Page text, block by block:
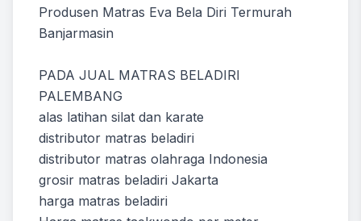
Produsen Matras Eva Bela Diri Termurah
Banjarmasin
PADA JUAL MATRAS BELADIRI
PALEMBANG
alas latihan silat dan karate
distributor matras beladiri
distributor matras olahraga Indonesia
grosir matras beladiri Jakarta
harga matras beladiri